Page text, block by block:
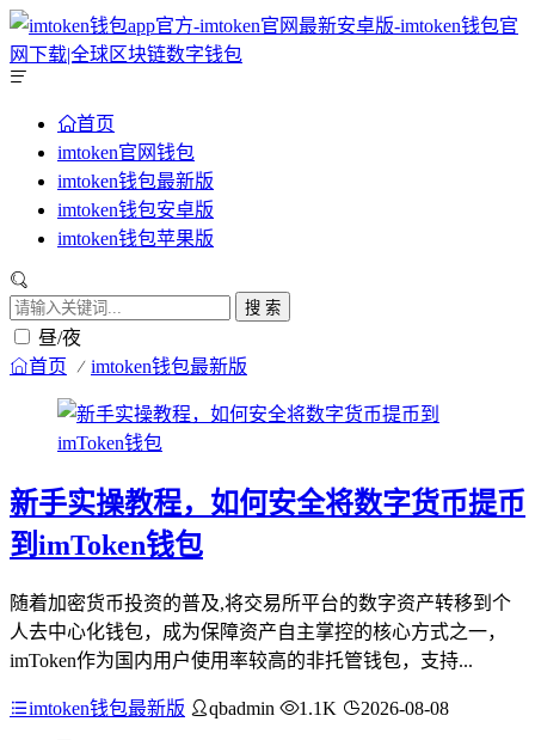
首页
imtoken官网钱包
imtoken钱包最新版
imtoken钱包安卓版
imtoken钱包苹果版
搜 索
昼/夜
首页 imtoken钱包最新版
新手实操教程，如何安全将数字货币提币
到imToken钱包
随着加密货币投资的普及,将交易所平台的数字资产转移到个
人去中心化钱包，成为保障资产自主掌控的核心方式之一，
imToken作为国内用户使用率较高的非托管钱包，支持...
imtoken钱包最新版 qbadmin 1.1K 2026-08-08